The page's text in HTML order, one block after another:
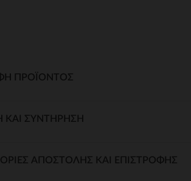
ΠΡΟΪΌΝΤΟΣ
ΚΑΙ ΣΥΝΤΉΡΗΣΗ
ΑΠΟΣΤΟΛΉΣ ΚΑΙ ΕΠΙΣΤΡΟΦΉΣ